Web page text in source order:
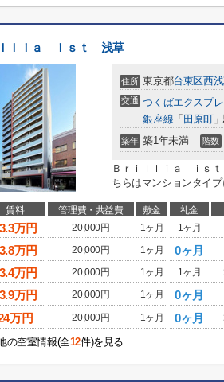
ｌｌｉａ ｉｓｔ 浅草
住所 東京都台東区西
交通 つくばエクスプ
銀座線 「 田原町
築年 築1年未満 階数
Ｂｒｉｌｌｉａ ｉｓ
ちらはマンションタイ
賃料 管理費・共益費 敷金 礼金
万円 20,000円 1ヶ月 1ヶ月
万円 20,000円 1ヶ月 0ヶ月
万円 20,000円 1ヶ月 1ヶ月
万円 20,000円 1ヶ月 0ヶ月
万円 20,000円 1ヶ月 0ヶ月
の空室情報(全12件)を見る